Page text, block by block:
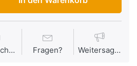
Vergleichen Fragen? Weitersagen